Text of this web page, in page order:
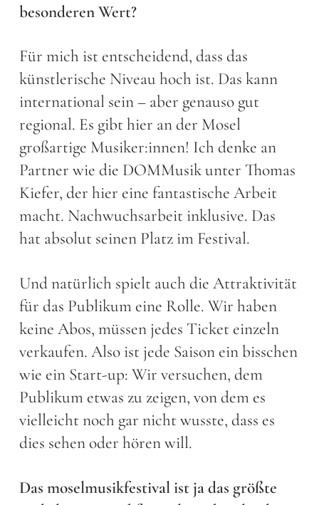
besonderen Wert?
Für mich ist entscheidend, dass das
künstlerische Niveau hoch ist. Das kann
international sein – aber genauso gut
regional. Es gibt hier an der Mosel
großartige Musiker:innen! Ich denke an
Partner wie die DOMMusik unter Thomas
Kiefer, der hier eine fantastische Arbeit
macht. Nachwuchsarbeit inklusive. Das
hat absolut seinen Platz im Festival.
Und natürlich spielt auch die Attraktivität
für das Publikum eine Rolle. Wir haben
keine Abos, müssen jedes Ticket einzeln
verkaufen. Also ist jede Saison ein bisschen
wie ein Start-up: Wir versuchen, dem
Publikum etwas zu zeigen, von dem es
vielleicht noch gar nicht wusste, dass es
dies sehen oder hören will.
Das moselmusikfestival ist ja das größte